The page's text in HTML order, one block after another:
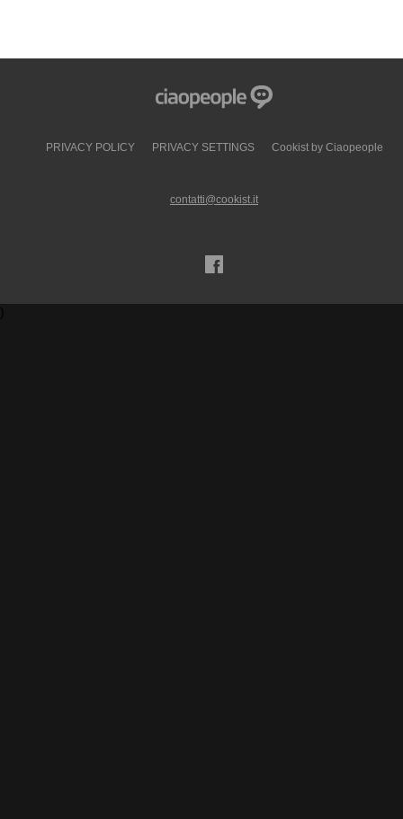
PRIVACY POLICY PRIVACY SETTINGS Cookist by Ciaopeople
contatti@cookist.it